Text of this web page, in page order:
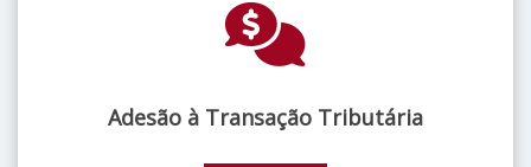
Adesão à Transação Tributária